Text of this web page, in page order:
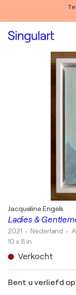
Ladies &
Jacqueline Engels
2021 • Nederland •
10 x 8 in
Verkocht
Bent u verliefd